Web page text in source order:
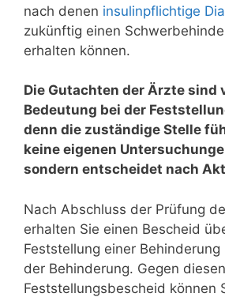
nach denen insulinpflichtige
zukünftig einen
erhalten können.
Die Gutachten der Ärzte sind
Bedeutung bei der
denn die zuständige Stelle
keine eigenen
sondern entscheidet nach
Nach Abschluss der Prüfung
erhalten Sie einen Bescheid
Feststellung einer
der Behinderung. Gegen diesen
Feststellungsbescheid können